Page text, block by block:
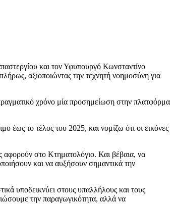
και τον Υφυπουργό Κωνσταντίνο
αξιοποιώντας την τεχνητή νοημοσύνη για
χρόνο μία προσημείωση στην πλατφόρμα
έως το τέλος του 2025, και νομίζω ότι οι εικόνες
αφορούν στο Κτηματολόγιο. Και βέβαια, να
και να αυξήσουν σημαντικά την
υποδεικνύει στους υπαλλήλους και τους
την παραγωγικότητα, αλλά να